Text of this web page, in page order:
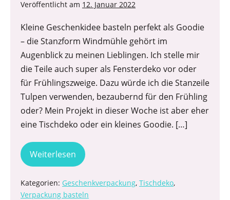
Veröffentlicht am 12. Januar 2022
Kleine Geschenkidee basteln perfekt als Goodie
– die Stanzform Windmühle gehört im
Augenblick zu meinen Lieblingen. Ich stelle mir
die Teile auch super als Fensterdeko vor oder
für Frühlingszweige. Dazu würde ich die Stanzeile
Tulpen verwenden, bezaubernd für den Frühling
oder? Mein Projekt in dieser Woche ist aber eher
eine Tischdeko oder ein kleines Goodie. […]
Weiterlesen
Kategorien: Geschenkverpackung, Tischdeko,
Verpackung basteln